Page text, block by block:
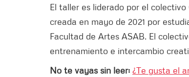
El taller es liderado por el
creada en mayo de 2021 por
Facultad de Artes ASAB. El
entrenamiento e intercambio
No te vayas sin leer: ¿Te gusta el